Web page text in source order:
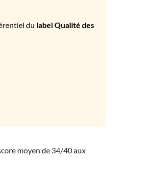
du label Qualité des
moyen de 34/40 aux